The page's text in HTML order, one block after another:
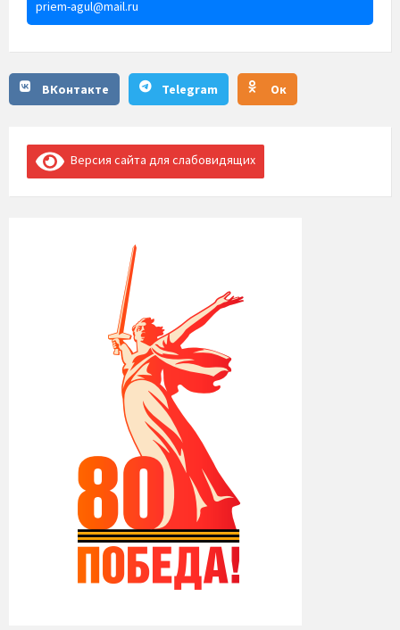
priem-agul@mail.ru
ВКонтакте Telegram Ок
Версия сайта для слабовидящих